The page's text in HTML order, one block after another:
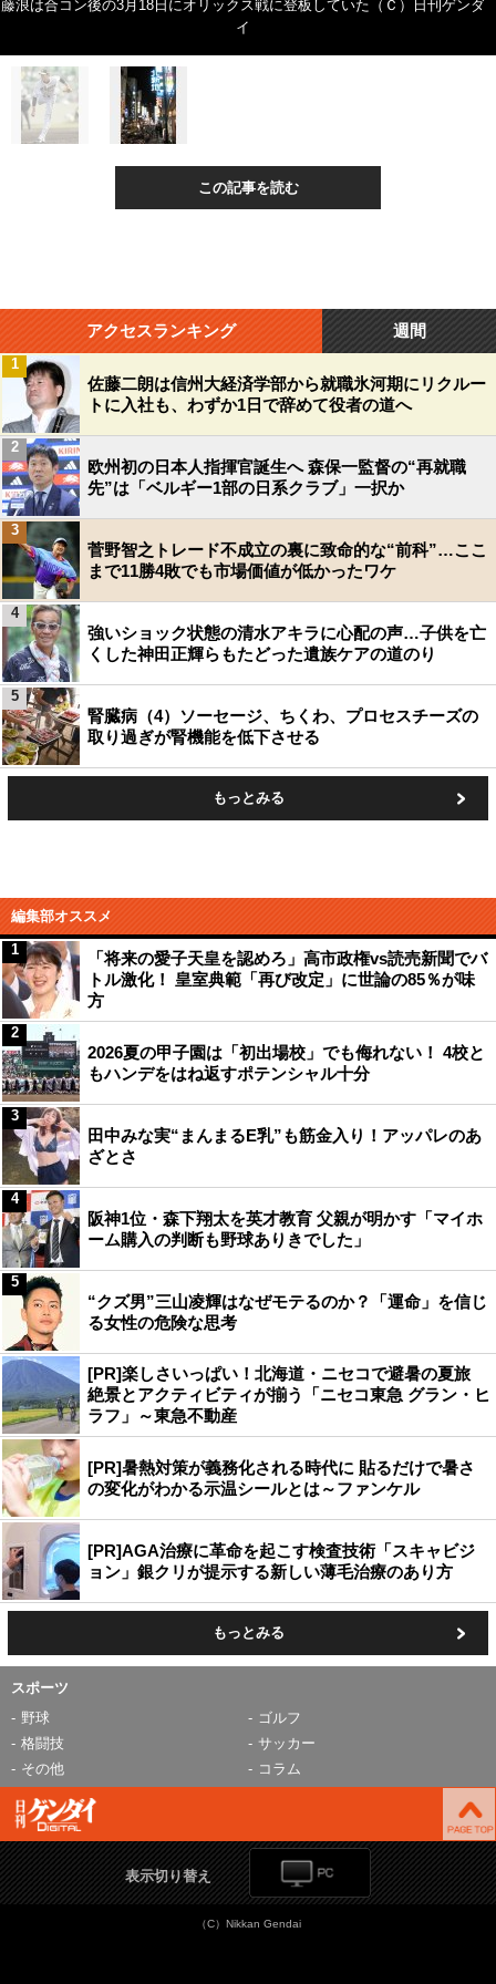
藤浪は合コン後の3月18日にオリックス戦に登板していた（Ｃ）日刊ゲンダ
イ
この記事を読む
アクセスランキング 週間
佐藤二朗は信州大経済学部から就職氷河期にリクルー
トに入社も、わずか1日で辞めて役者の道へ
1
欧州初の日本人指揮官誕生へ 森保一監督の“再就職
先”は「ベルギー1部の日系クラブ」一択か
2
菅野智之トレード不成立の裏に致命的な“前科”…ここ
まで11勝4敗でも市場価値が低かったワケ
3
強いショック状態の清水アキラに心配の声…子供を亡
くした神田正輝らもたどった遺族ケアの道のり
4
腎臓病（4）ソーセージ、ちくわ、プロセスチーズの
取り過ぎが腎機能を低下させる
5
もっとみる
編集部オススメ
「将来の愛子天皇を認めろ」高市政権vs読売新聞でバ
トル激化！ 皇室典範「再び改定」に世論の85％が味
方
1
2026夏の甲子園は「初出場校」でも侮れない！ 4校と
もハンデをはね返すポテンシャル十分
2
田中みな実“まんまるE乳”も筋金入り！アッパレのあ
ざとさ
3
阪神1位・森下翔太を英才教育 父親が明かす「マイホ
ーム購入の判断も野球ありきでした」
4
“クズ男”三山凌輝はなぜモテるのか？「運命」を信じ
る女性の危険な思考
5
[PR]楽しさいっぱい！北海道・ニセコで避暑の夏旅
絶景とアクティビティが揃う「ニセコ東急 グラン・ヒ
ラフ」～東急不動産
[PR]暑熱対策が義務化される時代に 貼るだけで暑さ
の変化がわかる示温シールとは～ファンケル
[PR]AGA治療に革命を起こす検査技術「スキャビジ
ョン」銀クリが提示する新しい薄毛治療のあり方
もっとみる
スポーツ
野球
ゴルフ
格闘技
サッカー
その他
コラム
表示切り替え
（C）Nikkan Gendai